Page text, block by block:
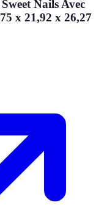
Nails Avec
x 21,92 x 26,27